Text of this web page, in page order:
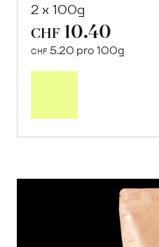
2 x 100g
CHF 10.40
CHF 5.20 pro 100g